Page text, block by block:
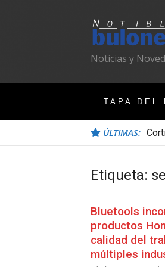
Noticias y
TAPA DEL
ÚLTIMAS:
Etiqueta:
Bluetools
productos
calidad del
múltiples